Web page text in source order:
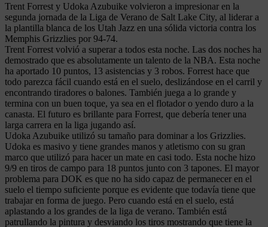
Trent Forrest y Udoka Azubuike volvieron a impresionar en la
segunda jornada de la Liga de Verano de Salt Lake City, al liderar a
la plantilla blanca de los Utah Jazz en una sólida victoria contra los
Memphis Grizzlies por 94-74.
Trent Forrest volvió a superar a todos esta noche. Las dos noches ha
demostrado que es absolutamente un talento de la NBA. Esta noche
ha aportado 10 puntos, 13 asistencias y 3 robos. Forrest hace que
todo parezca fácil cuando está en el suelo, deslizándose en el carril y
encontrando tiradores o balones. También juega a lo grande y
termina con un buen toque, ya sea en el flotador o yendo duro a la
canasta. El futuro es brillante para Forrest, que debería tener una
larga carrera en la liga jugando así.
Udoka Azubuike utilizó su tamaño para dominar a los Grizzlies.
Udoka es masivo y tiene grandes manos y atletismo con su gran
marco que utilizó para hacer un mate en casi todo. Esta noche hizo
9/9 en tiros de campo para 18 puntos junto con 3 tapones. El mayor
problema para DOK es que no ha sido capaz de permanecer en el
suelo el tiempo suficiente porque es evidente que todavía tiene que
trabajar en forma de juego. Pero cuando está en el suelo, está
aplastando a los grandes de la liga de verano. También está
patrullando la pintura y desviando los tiros mostrando que tiene la